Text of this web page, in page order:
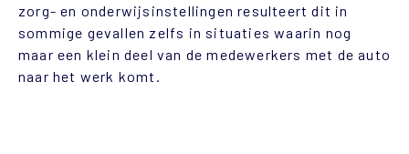
zorg- en onderwijsinstellingen resulteert dit in
sommige gevallen zelfs in situaties waarin nog
maar een klein deel van de medewerkers met de auto
naar het werk komt.